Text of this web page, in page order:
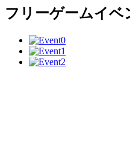
フリーゲームイベ